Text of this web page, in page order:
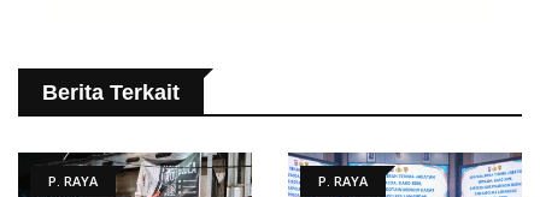
Berita Terkait
P. RAYA P. RAYA